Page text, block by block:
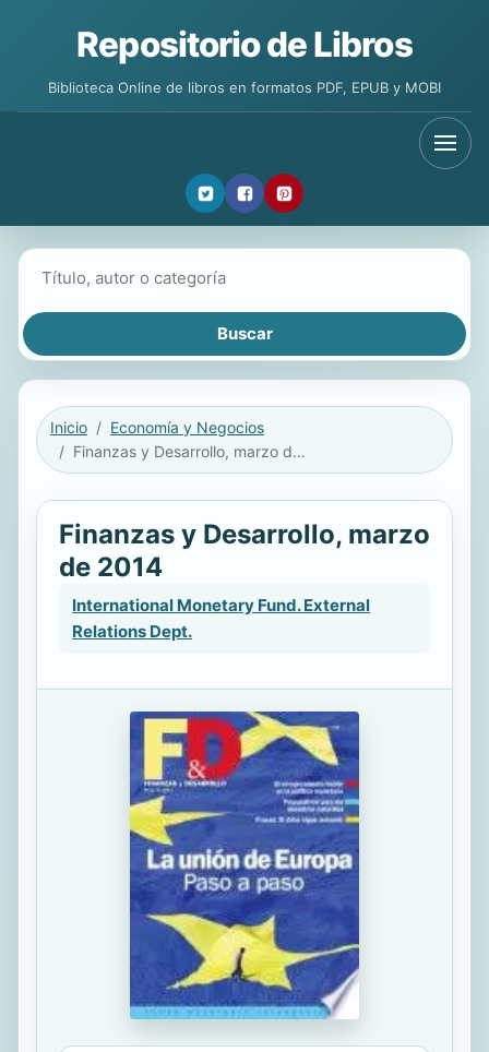
Repositorio de Libros
Biblioteca Online de libros en formatos PDF, EPUB y MOBI
Inicio
Economía y Negocios
Finanzas y Desarrollo, marzo de 2014
Finanzas y Desarrollo, marzo
de 2014
International Monetary Fund. External
Relations Dept.